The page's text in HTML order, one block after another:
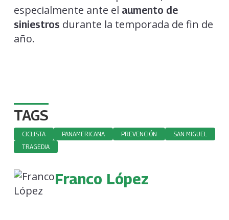
especialmente ante el aumento de
siniestros durante la temporada de fin de
año.
TAGS
CICLISTA PANAMERICANA PREVENCIÓN
SAN MIGUEL
TRAGEDIA
Franco López